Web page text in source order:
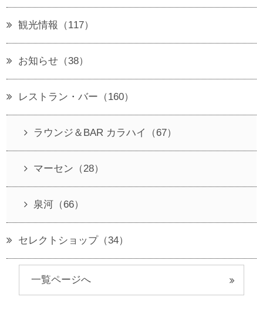
観光情報（117）
お知らせ（38）
レストラン・バー（160）
ラウンジ＆BAR カラハイ（67）
マーセン（28）
泉河（66）
セレクトショップ（34）
一覧ページへ